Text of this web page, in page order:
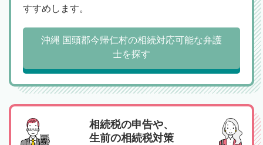
すすめします。
沖縄 国頭郡今帰仁村の相続対応可能な弁護
士を探す
相続税の申告や、
生前の相続税対策